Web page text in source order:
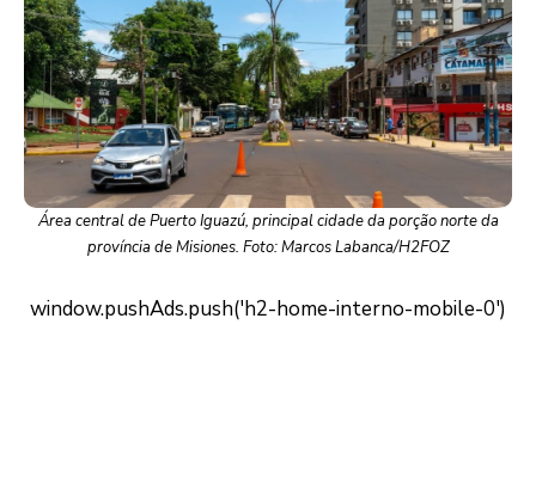
Área central de Puerto Iguazú, principal cidade da porção norte da
província de Misiones. Foto: Marcos Labanca/H2FOZ